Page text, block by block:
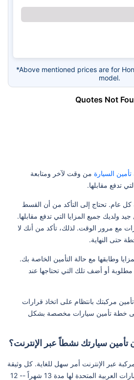
*Above mentioned prices are for
model.
Quotes Not
تأمين السيارة من وقت لآخر ومتابعة
تدفع مقابلها.
عام. تحتاج إلى التأكد من أن القسط
ولديك جميع المزايا التي تدفع مقابلها.
مع مرور الوقت. لذلك، تأكد من أنك لا
حتى النهاية.
وطابقها مع حالة التأمين الخاصة بك.
مطلوبة أو أضف تلك التي تحتاجها عند
مركبتك بانتظام على اتخاذ قرارات
خطة تأمين سيارات مخصصة بشكل
تأمين سيارتك نشطاً عبر الإنترنت؟
عبر الإنترنت أمر سهل للغاية. كل وثيقة
تأمين سيارة متوفرة في الإمارات العربية المتحدة لها مدة 13 شهراً -- 12